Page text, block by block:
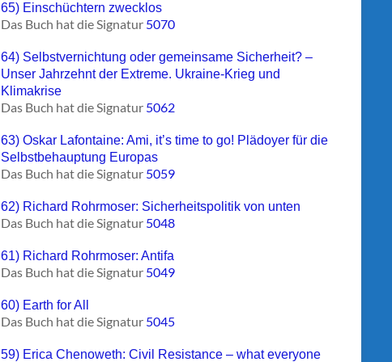
65) Einschüchtern zwecklos
Das Buch hat die Signatur 5070
64) Selbstvernichtung oder gemeinsame Sicherheit? –
Unser Jahrzehnt der Extreme. Ukraine-Krieg und
Klimakrise
Das Buch hat die Signatur 5062
63) Oskar Lafontaine: Ami, it’s time to go! Plädoyer für die
Selbstbehauptung Europas
Das Buch hat die Signatur 5059
62) Richard Rohrmoser: Sicherheitspolitik von unten
Das Buch hat die Signatur 5048
61) Richard Rohrmoser: Antifa
Das Buch hat die Signatur 5049
60) Earth for All
Das Buch hat die Signatur 5045
59) Erica Chenoweth: Civil Resistance – what everyone